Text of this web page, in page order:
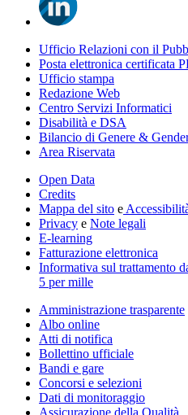
Ufficio Relazioni con il
Posta elettronica certificata
Ufficio stampa
Redazione Web
Centro Servizi Informatici
Disabilità e DSA
Bilancio di Genere &
Area Riservata
Open Data
Credits
Mappa del sito e
Privacy e Note legali
E-learning
Fatturazione elettronica
Informativa sul trattamento
5 per mille
Amministrazione trasparente
Albo online
Atti di notifica
Bollettino ufficiale
Bandi e gare
Concorsi e selezioni
Dati di monitoraggio